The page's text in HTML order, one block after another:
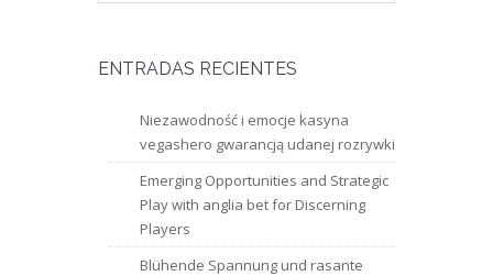
ENTRADAS RECIENTES
Niezawodność i emocje kasyna
vegashero gwarancją udanej rozrywki
Emerging Opportunities and Strategic
Play with anglia bet for Discerning
Players
Blühende Spannung und rasante